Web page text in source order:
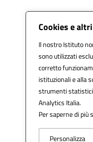
Cookies e
Il nostro Istituto
sono utilizzati
corretto
istituzionali e alla
strumenti statistici
Analytics Italia.
Per saperne di
Personalizza